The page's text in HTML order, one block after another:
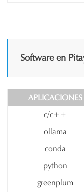
Software en
APLICACIONES
c/c++
ollama
conda
python
greenplum